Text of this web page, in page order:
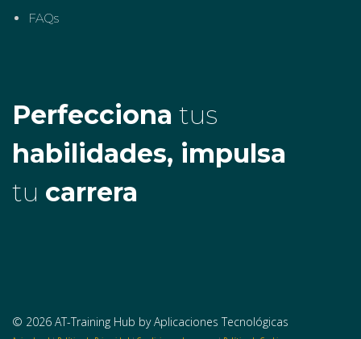
FAQs
Perfecciona tus
habilidades, impulsa
tu carrera
© 2026 AT-Training Hub by Aplicaciones Tecnológicas